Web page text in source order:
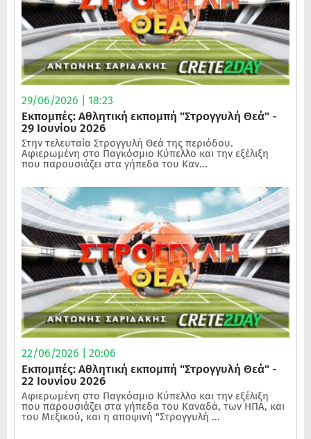
29/06/2026 | 18:23
Εκπομπές: Αθλητική εκπομπή "Στρογγυλή Θεά" -
29 Ιουνίου 2026
Στην τελευταία Στρογγυλή Θεά της περιόδου.
Αφιερωμένη στο Παγκόσμιο Κύπελλο και την εξέλιξη
που παρουσιάζει στα γήπεδα του Καν...
22/06/2026 | 20:06
Εκπομπές: Αθλητική εκπομπή "Στρογγυλή Θεά" -
22 Ιουνίου 2026
Αφιερωμένη στο Παγκόσμιο Κύπελλο και την εξέλιξη
που παρουσιάζει στα γήπεδα του Καναδά, των ΗΠΑ, και
του Μεξικού, και η αποψινή "Στρογγυλή ...